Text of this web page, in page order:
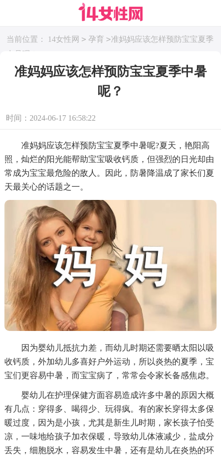
当前位置： 14女性网 > 孕育 >准妈妈应该怎样预防宝宝夏季
中暑呢？
准妈妈应该怎样预防宝宝夏季中暑
呢？
时间：2024-06-17 16:58:22
准妈妈应该怎样预防宝宝夏季中暑呢?夏天，艳阳高
照，灿烂的阳光能帮助宝宝吸收钙质，但强烈的日光却由
常成为宝宝最危险的敌人。因此，防暑降温成了家长们夏
天最关心的话题之一。
因为婴幼儿抵抗力差，而幼儿时期还需要晒太阳以吸
收钙质，外加幼儿多喜好户外运动，所以炎热的夏季，宝
宝们更容易中暑，而宝宝病了，常常会令家长备感焦虑。
婴幼儿在护理保健方面容易造成许多中暑的原因大概
有几点：穿得多、喝得少、玩得疯。有的家长穿得太多保
暖过度，因为是小孩，尤其是新生儿时期，家长孩子怕受
凉，一味地给孩子加衣保暖，导致幼儿体液减少，盐成分
丢失，细胞脱水，容易发生中暑，还有是幼儿在炎热的环